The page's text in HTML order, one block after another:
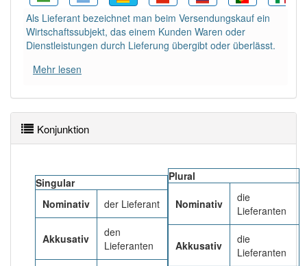
DER:293
DIE:8Ausnahmen Beispiele
DAS:41Ausnahmen
Lieferanten (D)
Häufigkeit: 6 von 10
Wörter mit Endung-lieferant
Als Lieferant bezeichnet man beim Versendungskauf ein
Wirtschaftssubjekt, das einem Kunden Waren oder
Dienstleistungen durch Lieferung übergibt oder überlässt.
Mehr lesen
Konjunktion
Singular
Nominativ
der Lieferant
Akkusativ
den
Lieferanten
Plural
Nominativ
die
Lieferanten
Akkusativ
die
Lieferanten